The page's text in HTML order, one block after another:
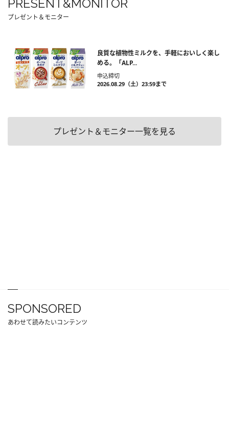
PRESENT&MONITOR
プレゼント＆モニター
良質な植物性ミルクを、手軽においしく楽し
める。「ALP...
申込締切
2026.08.29（土）23:59まで
プレゼント＆モニター一覧を見る
SPONSORED
あわせて読みたいコンテンツ